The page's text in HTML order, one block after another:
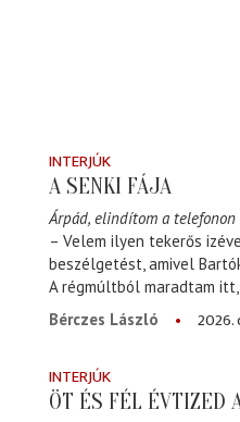
INTERJÚK
A SENKI FÁJA
Árpád, elindítom a
– Velem ilyen tekerős
beszélgetést, amivel
A régmúltból maradtam
Bérczes László
2026.
INTERJÚK
ÖT ÉS FÉL ÉVTIZED